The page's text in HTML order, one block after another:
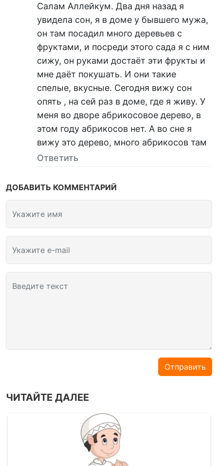
Салам Аллейкум. Два дня назад я
увидела сон, я в доме у бывшего мужа,
он там посадил много деревьев с
фруктами, и посреди этого сада я с ним
сижу, он руками достаёт эти фрукты и
мне даёт покушать. И они такие
спелые, вкусные. Сегодня вижу сон
опять , на сей раз в доме, где я живу. У
меня во дворе абрикосовое дерево, в
этом году абрикосов нет. А во сне я
вижу это дерево, много абрикосов там
Ответить
ДОБАВИТЬ КОММЕНТАРИЙ
Укажите имя
Укажите e-mail
Введите текст
Отправить
ЧИТАЙТЕ ДАЛЕЕ